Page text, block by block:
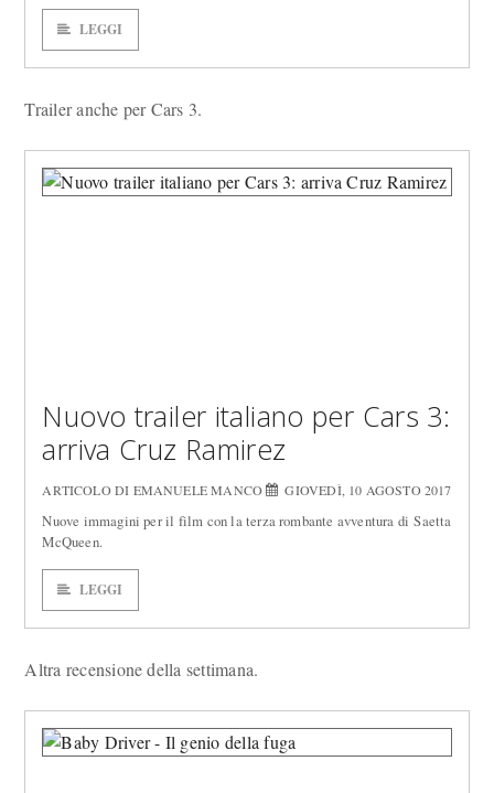
LEGGI
Trailer anche per Cars 3.
Nuovo trailer italiano per Cars 3:
arriva Cruz Ramirez
ARTICOLO DI EMANUELE MANCO GIOVEDÌ, 10 AGOSTO 2017
Nuove immagini per il film con la terza rombante avventura di Saetta
McQueen.
LEGGI
Altra recensione della settimana.